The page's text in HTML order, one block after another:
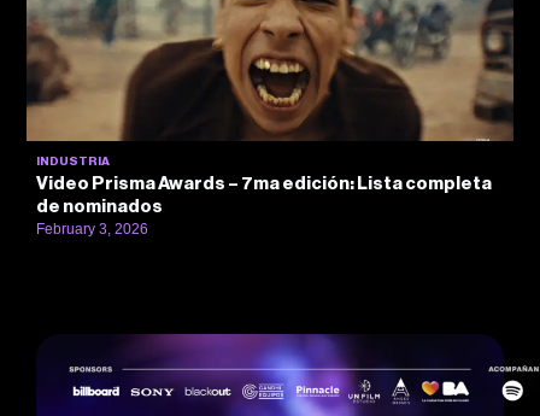
INDUSTRIA
Video Prisma Awards – 7ma edición: Lista completa
de nominados
February 3, 2026